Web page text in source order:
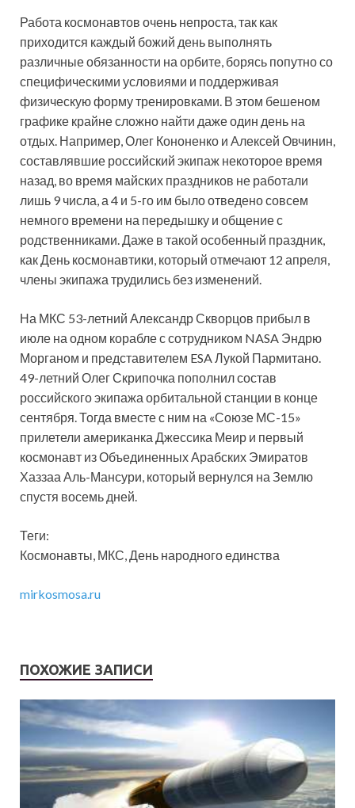
Работа космонавтов очень непроста, так как
приходится каждый божий день выполнять
различные обязанности на орбите, борясь попутно со
специфическими условиями и поддерживая
физическую форму тренировками. В этом бешеном
графике крайне сложно найти даже один день на
отдых. Например, Олег Кононенко и Алексей Овчинин,
составлявшие российский экипаж некоторое время
назад, во время майских праздников не работали
лишь 9 числа, а 4 и 5-го им было отведено совсем
немного времени на передышку и общение с
родственниками. Даже в такой особенный праздник,
как День космонавтики, который отмечают 12 апреля,
члены экипажа трудились без изменений.
На МКС 53-летний Александр Скворцов прибыл в
июле на одном корабле с сотрудником NASA Эндрю
Морганом и представителем ESA Лукой Пармитано.
49-летний Олег Скрипочка пополнил состав
российского экипажа орбитальной станции в конце
сентября. Тогда вместе с ним на «Союзе МС-15»
прилетели американка Джессика Меир и первый
космонавт из Объединенных Арабских Эмиратов
Хаззаа Аль-Мансури, который вернулся на Землю
спустя восемь дней.
Теги:
Космонавты, МКС, День народного единства
mirkosmosa.ru
ПОХОЖИЕ ЗАПИСИ